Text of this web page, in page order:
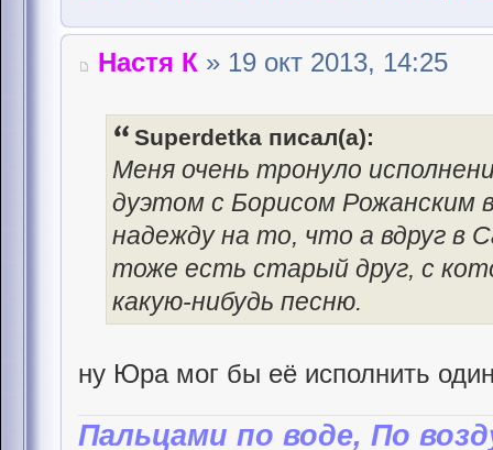
Настя К » 19 окт 2013, 14:25
Superdetka писал(а):
Меня очень тронуло
дуэтом с Борисом Рожанским
надежду на то, что а вдруг в
тоже есть старый друг, с
какую-нибудь песню.
ну Юра мог бы её исполнить
Пальцами по воде, По